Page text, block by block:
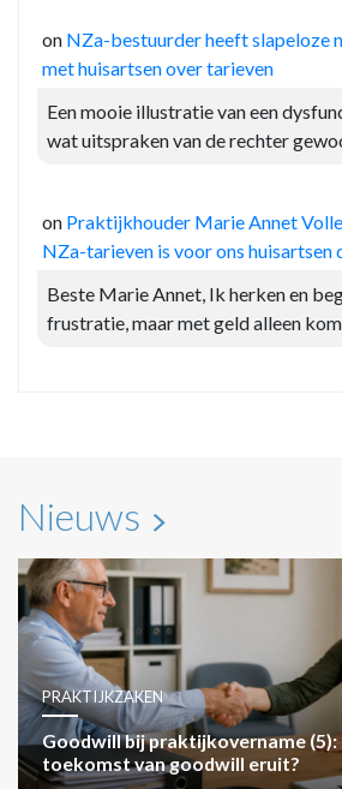
on NZa-bestuurder heeft slapeloze
met huisartsen over tarieven
Een mooie illustratie van een
wat uitspraken van de rechter
on Praktijkhouder Marie Annet
NZa-tarieven is voor ons huisartsen
Beste Marie Annet, Ik herken en
frustratie, maar met geld alleen
Nieuws
PRAKTIJKZAKEN
Goodwill bij praktijkovername (5):
toekomst van goodwill eruit?